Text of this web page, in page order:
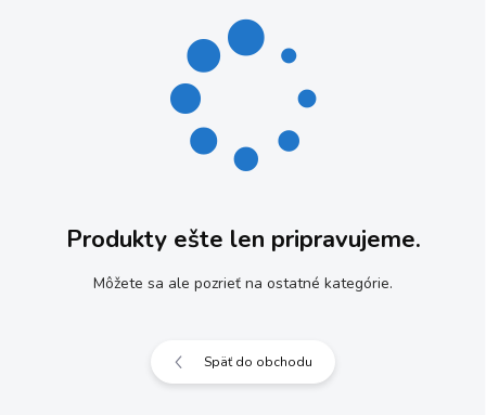
Produkty ešte len pripravujeme.
Môžete sa ale pozrieť na ostatné kategórie.
Späť do obchodu